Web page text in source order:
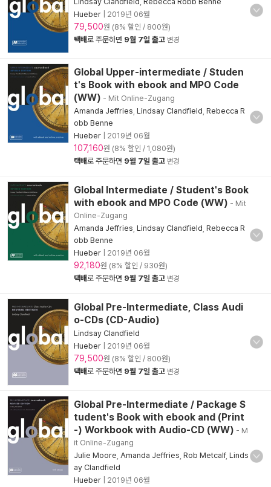
Hueber
2019년 06월
79,500원 (8% 할인 / 800원)
택배로 주문하면 9월 7일 출고 변경
Global Upper-intermediate / Studen
t's Book with ebook and MPO Code
(WW) - Mit Online-Zugang
Amanda Jeffries Lindsay Clandfield Rebecca R
obb Benne
Hueber
2019년 06월
107,160원 (8% 할인 / 1,080원)
택배로 주문하면 9월 7일 출고 변경
Global Intermediate / Student's Book
with ebook and MPO Code (WW) - Mit
Online-Zugang
Amanda Jeffries Lindsay Clandfield Rebecca R
obb Benne
Hueber
2019년 06월
92,180원 (8% 할인 / 930원)
택배로 주문하면 9월 7일 출고 변경
Global Pre-Intermediate, Class Audi
o-CDs (CD-Audio)
Lindsay Clandfield
Hueber
2019년 06월
79,500원 (8% 할인 / 800원)
택배로 주문하면 9월 7일 출고 변경
Global Pre-Intermediate / Package S
tudent's Book with ebook and (Print
-) Workbook with Audio-CD (WW) - M
it Online-Zugang
Julie Moore Amanda Jeffries Rob Metcalf, Linds
ay Clandfield
Hueber
2019년 06월